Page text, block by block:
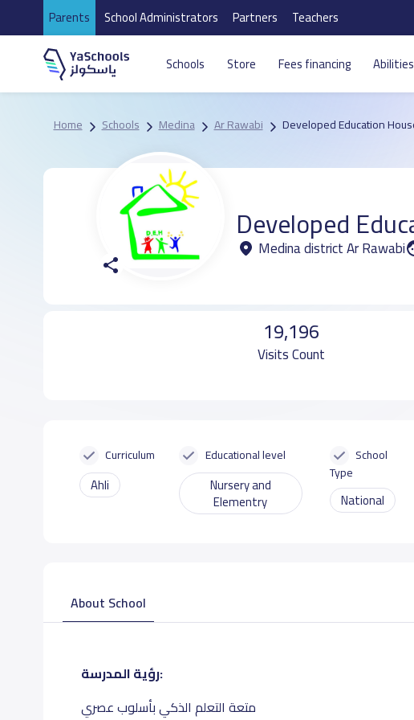
Parents School Administrators Partners Teachers
Schools Store Fees financing
Home Schools Medina Ar Rawabi Developed Education
Developed
Medina district Ar Rawabi
19,196
Visits Count
Curriculum
Ahli
Educational level
Nursery and
Elementry
School
Type
National
About School
رؤية المدرسة:
متعة التعلم الذكي بأسلوب عصري